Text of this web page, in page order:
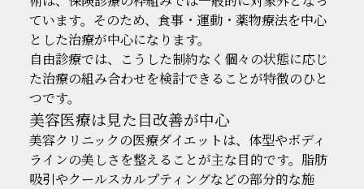
ています。そのため、食事・運動・薬物療法を中心
とした治療が中心になります。
自由診療では、こうした制約なく個々の状態に応じ
た治療の組み合わせを検討できることが特徴のひと
つです。
美容医療は見た目改善が中心
美容クリニックの医療ダイエットは、体型やボディ
ラインの美しさを整えることが主な目的です。脂肪
吸引やクールスカルプティングなどの部分的な施